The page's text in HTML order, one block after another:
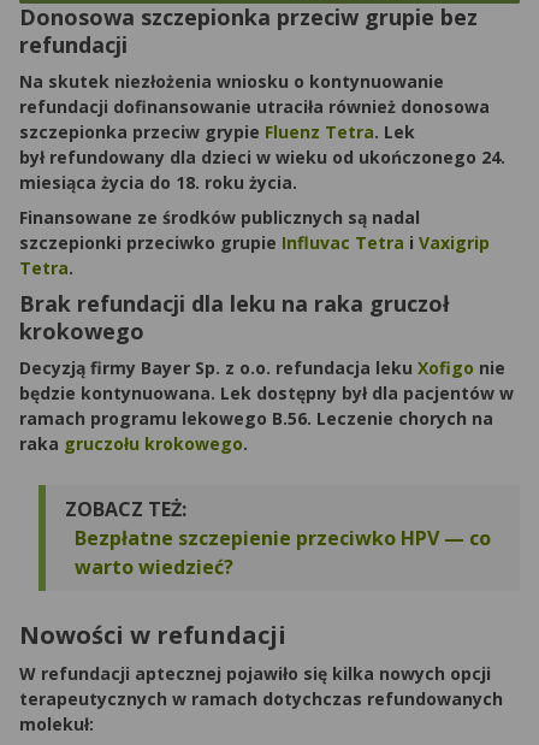
Donosowa szczepionka przeciw grupie bez
refundacji
Na skutek niezłożenia wniosku o kontynuowanie
refundacji dofinansowanie utraciła również donosowa
szczepionka przeciw grypie Fluenz Tetra. Lek
był refundowany dla dzieci w wieku od ukończonego 24.
miesiąca życia do 18. roku życia.
Finansowane ze środków publicznych są nadal
szczepionki przeciwko grupie Influvac Tetra i Vaxigrip
Tetra.
Brak refundacji dla leku na raka gruczoł
krokowego
Decyzją firmy Bayer Sp. z o.o. refundacja leku Xofigo nie
będzie kontynuowana. Lek dostępny był dla pacjentów w
ramach programu lekowego B.56. Leczenie chorych na
raka gruczołu krokowego.
ZOBACZ TEŻ:
Bezpłatne szczepienie przeciwko HPV — co
warto wiedzieć?
Nowości w refundacji
W refundacji aptecznej pojawiło się kilka nowych opcji
terapeutycznych w ramach dotychczas refundowanych
molekuł: